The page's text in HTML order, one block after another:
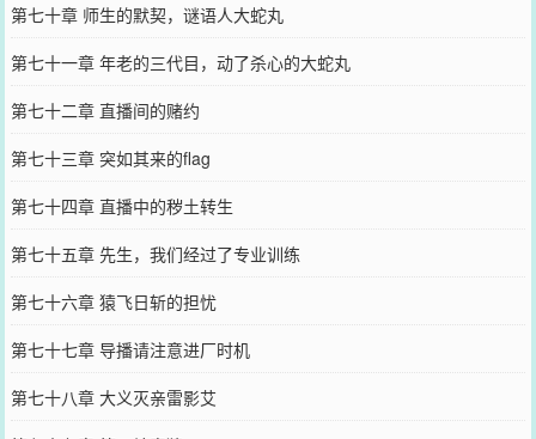
第七十章 师生的默契，谜语人大蛇丸
第七十一章 年老的三代目，动了杀心的大蛇丸
第七十二章 直播间的赌约
第七十三章 突如其来的flag
第七十四章 直播中的秽土转生
第七十五章 先生，我们经过了专业训练
第七十六章 猿飞日斩的担忧
第七十七章 导播请注意进厂时机
第七十八章 大义灭亲雷影艾